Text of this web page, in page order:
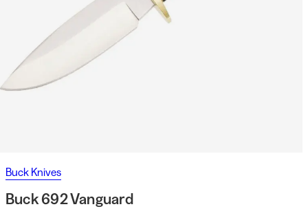
Buck Knives
Buck 692 Vanguard